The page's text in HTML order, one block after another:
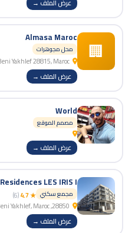
عرض الملف →
🏢
Almasa Maroc
محل مجوهرات
عرض الملف →
World
مصمم الموقع
عرض الملف →
Residences LES IRIS I
مجمع سكني ★ 4.7
(6)
عرض الملف →